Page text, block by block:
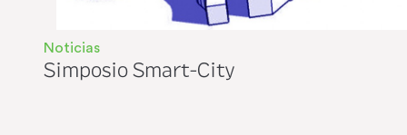
Noticias
Simposio Smart-City